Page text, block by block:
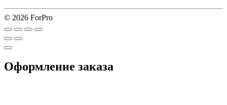
© 2026 ForPro
Оформление заказа